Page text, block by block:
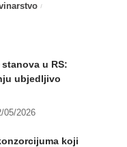
u RS:
ubjedljivo
05/2026
koji